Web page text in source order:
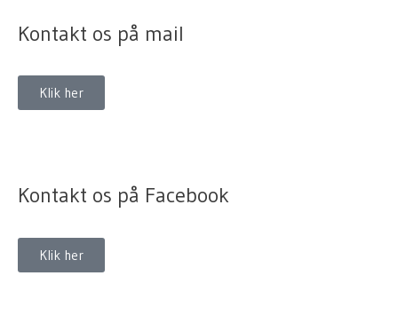
Kontakt os på mail
Klik her
Kontakt os på Facebook
Klik her